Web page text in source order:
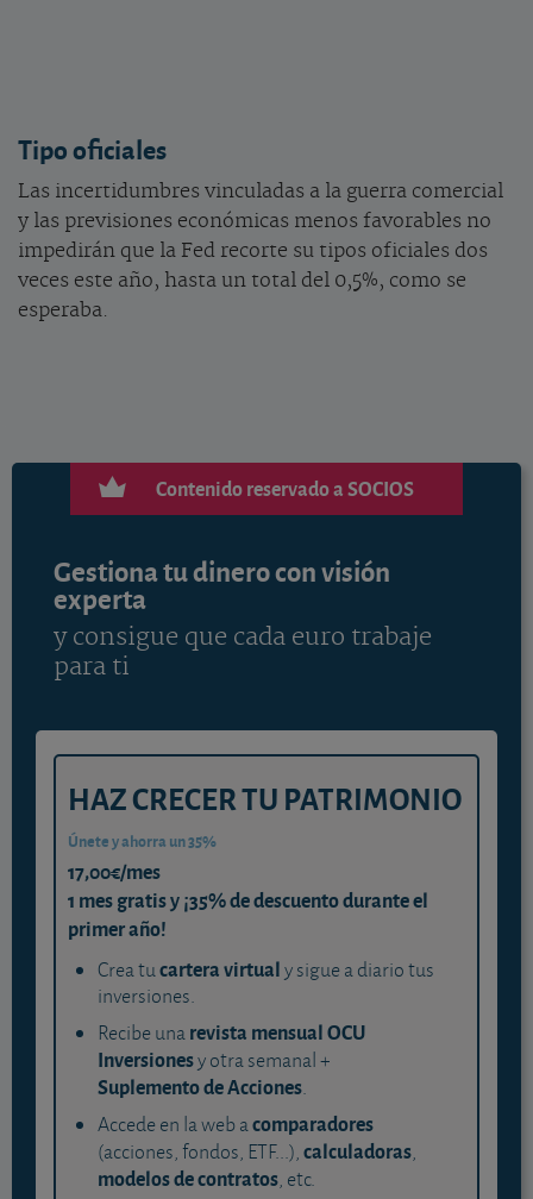
Tipo oficiales
Las incertidumbres vinculadas a la guerra comercial
y las previsiones económicas menos favorables no
impedirán que la Fed recorte su tipos oficiales dos
veces este año, hasta un total del 0,5%, como se
esperaba.
Contenido reservado a SOCIOS
Gestiona tu dinero con visión
experta
y consigue que cada euro trabaje
para ti
HAZ CRECER TU PATRIMONIO
Únete y ahorra un 35%
17,00€/mes
1 mes gratis y ¡35% de descuento durante el
primer año!
Crea tucartera virtualy sigue a diario tus
inversiones.
Recibe unarevista mensual OCU
Inversionesy otra semanal +
Suplemento de Acciones.
Accede en la web acomparadores
(acciones, fondos, ETF...),calculadoras,
modelos de contratos, etc.